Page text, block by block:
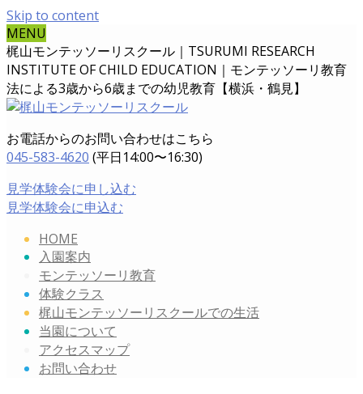
Skip to content
MENU
梶山モンテッソーリスクール｜TSURUMI RESEARCH
INSTITUTE OF CHILD EDUCATION｜ モンテッソーリ教育
法による3歳から6歳までの幼児教育【横浜・鶴見】
お電話からのお問い合わせはこちら
045-583-4620 (平日14:00〜16:30)
見学体験会に申し込む
見学体験会に申込む
HOME
入園案内
モンテッソーリ教育
体験クラス
梶山モンテッソーリスクールでの生活
当園について
アクセスマップ
お問い合わせ